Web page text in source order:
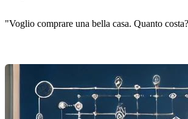
"Voglio comprare una bella casa. Quanto